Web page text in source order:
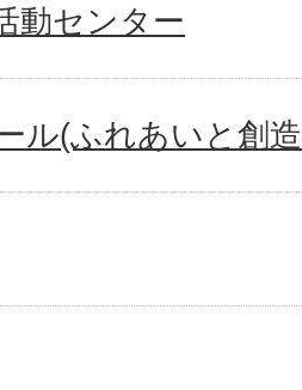
動センター
ル(ふれあいと創